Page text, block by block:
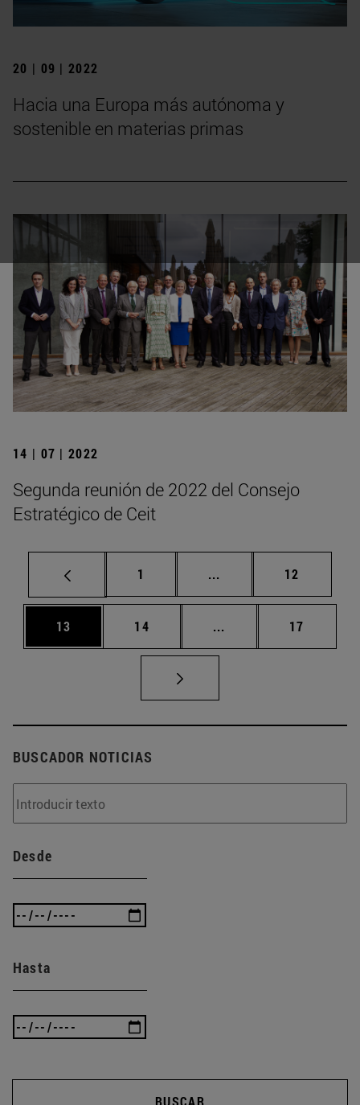
20 | 09 | 2022
Hacia una Europa más autónoma y
sostenible en materias primas
14 | 07 | 2022
Segunda reunión de 2022 del Consejo
Estratégico de Ceit
Página
1 ... Páginas intermedias
Página
12
Página
13 Página
14 ... Páginas intermedias
Página
17
BUSCADOR NOTICIAS
Desde
Hasta